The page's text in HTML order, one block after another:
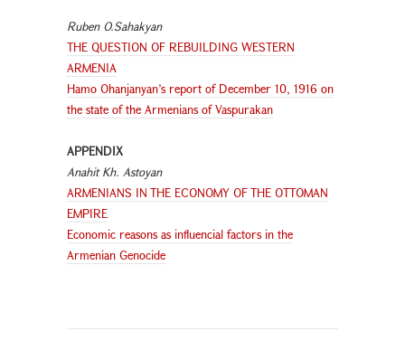
Ruben O.Sahakyan
THE QUESTION OF REBUILDING WESTERN
ARMENIA
Hamo Ohanjanyan’s report of December 10, 1916 on
the state of the Armenians of Vaspurakan
APPENDIX
Anahit Kh. Astoyan
ARMENIANS IN THE ECONOMY OF THE OTTOMAN
EMPIRE
Economic reasons as influencial factors in the
Armenian Genocide